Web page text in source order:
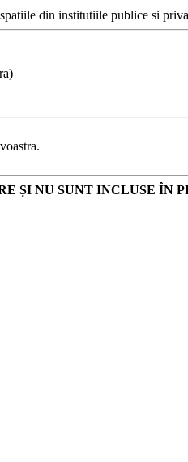
din institutiile publice si
ȘI NU SUNT INCLUSE ÎN